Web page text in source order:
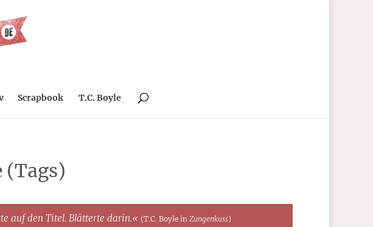
Scrapbook T.C. Boyle
(Tags)
auf den Titel. Blätterte darin.« (T.C. Boyle in Zungenkuss)